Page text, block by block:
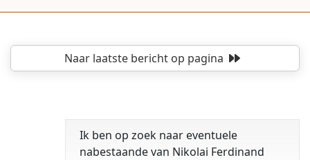
Naar laatste berichtop pagina
Ik ben op zoek naar eventuele
nabestaande van Nikolai Ferdinand